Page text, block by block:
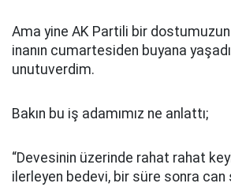
Ama yine AK Partili bir
inanın cumartesiden buyana
unutuverdim.
Bakın bu iş adamımız ne anlattı;
“Devesinin üzerinde rahat rahat
ilerleyen bedevi, bir süre sonra can